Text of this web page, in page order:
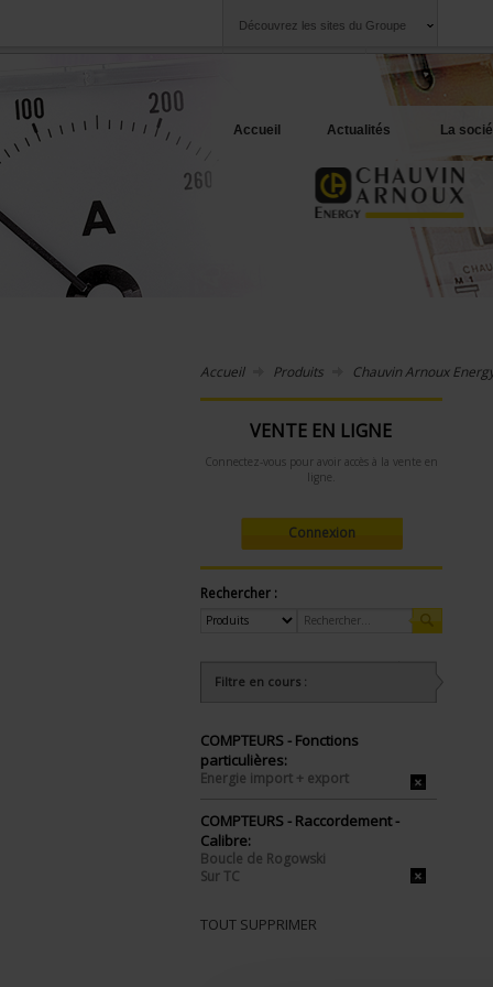
Découvrez les sites du Groupe
Sociétés
Une offre à votre
Accueil Actualités La
Accueil Produits Chauvin Arnoux
VENTE EN LIGNE
Connectez-vous pour avoir accès à la vente en
ligne.
Connexion
Rechercher :
Filtre en cours :
COMPTEURS - Fonctions
particulières:
Energie import + export
COMPTEURS - Raccordement -
Calibre:
Boucle de Rogowski
Sur TC
TOUT SUPPRIMER